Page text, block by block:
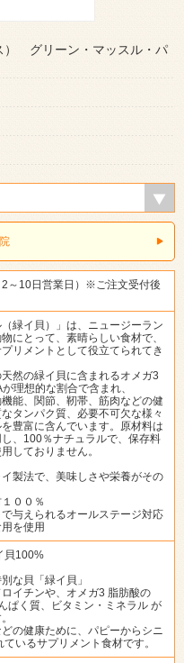
） グリーン・マッスル・パ
～10日営業日）※ご注文受付後
（緑イ貝）」は、ニュージーラン
にとって、素晴らしい食材で、
リメントとして役立てられてき
然の緑イ貝に含まれるオメガ3
理想的な割合で含まれ、
能、関節、靭帯、筋肉などの健
タンパク質、必要不可欠な様々
豊富に含んでいます。原材料は
し、100％ナチュラルで、保存料
しておりません。
イ製法で、美味しさや栄養がその
００％
で与えられるオールステージ対応
を使用
貝100%
な貝「緑イ貝」
イチンや、オメガ3 脂肪酸の
ぱく質、ビタミン・ミネラル が
の健康ために、パピーからシニ
いるサプリメント食材です。